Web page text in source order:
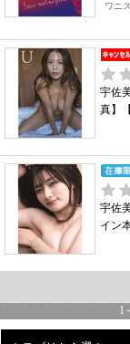
ワニ
宇佐
真】
宇佐
イン
1